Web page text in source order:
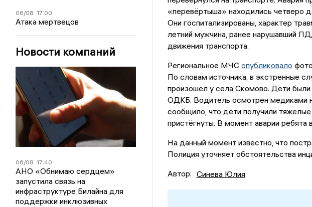
06/08 17:00
Атака мертвецов
Новости компаний
06/08 17:40
АНО «Обнимаю сердцем»
запустила связь на
инфраструктуре Билайна для
поддержки инклюзивных
«перевёртыша» находились четверо
Они госпитализированы, характер
летний мужчина, ранее нарушавший
движения транспорта.
Региональное МЧС опубликовало
По словам источника, в экстренные
произошел у села Скомово. Дети
ОДКБ. Водитель осмотрен медиками
сообщило, что дети получили
пристёгнуты. В момент аварии ребята
На данный момент известно, что
Полиция уточняет обстоятельства
Автор: Синева Юлия